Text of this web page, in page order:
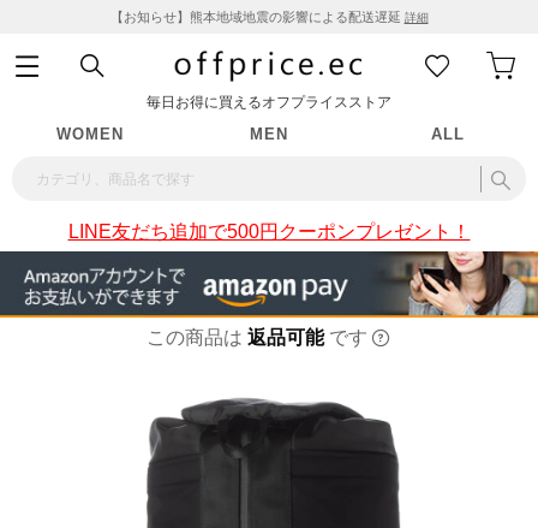
【お知らせ】熊本地域地震の影響による配送遅延 詳細
毎日お得に買えるオフプライスストア
WOMEN MEN ALL
LINE友だち追加で500円クーポンプレゼント！
この商品は 返品可能 です